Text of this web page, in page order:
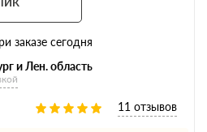
заказе сегодня
и Лен. область
11 отзывов